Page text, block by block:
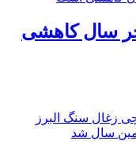
سال کاهشی